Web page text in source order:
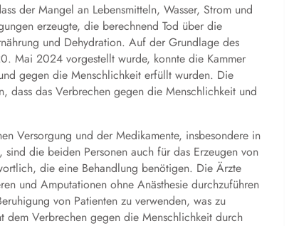
der Mangel an Lebensmitteln, Wasser, Strom und
erzeugte, die berechnend Tod über die
und Dehydration. Auf der Grundlage des
Mai 2024 vorgestellt wurde, konnte die Kammer
gegen die Menschlichkeit erfüllt wurden. Die
dass das Verbrechen gegen die Menschlichkeit und
Versorgung und der Medikamente, insbesondere in
sind die beiden Personen auch für das Erzeugen von
die eine Behandlung benötigen. Die Ärzte
und Amputationen ohne Anästhesie durchzuführen
von Patienten zu verwenden, was zu
dem Verbrechen gegen die Menschlichkeit durch